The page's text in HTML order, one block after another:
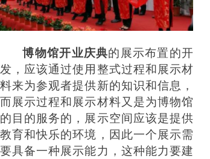
博物馆开业庆典的展示布置的开
发，应该通过使用整式过程和展示材
料来为参观者提供新的知识和信息，
而展示过程和展示材料又是为博物馆
的目的服务的，展示空间应该是提供
教育和快乐的环境，因此一个展示需
要具备一种展示能力，这种能力要建